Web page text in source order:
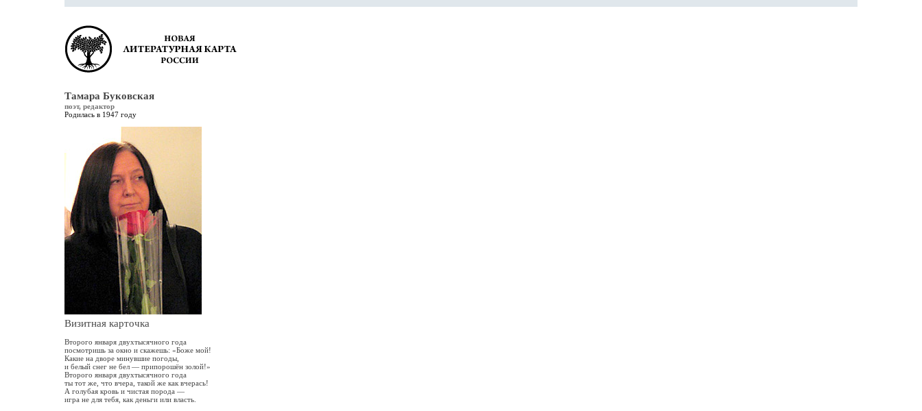
Тамара Буковская
поэт, редактор
Родилась в 1947 году
Визитная карточка
Второго января двухтысячного года
посмотришь за окно и скажешь: «Боже мой!
Какие на дворе минувшие погоды,
и белый снег не бел — припорошён золой!»
Второго января двухтысячного года
ты тот же, что вчера, такой же как вчерась!
А голубая кровь и чистая порода —
игра не для тебя, как деньги или власть.